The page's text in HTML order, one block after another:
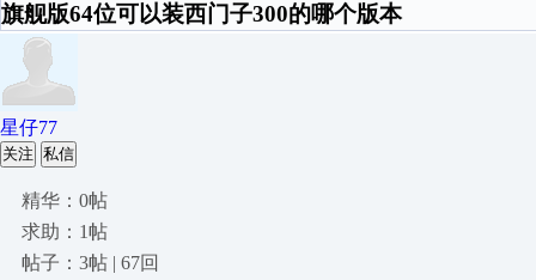
旗舰版64位可以装西门子300的哪个版本
星仔77
关注 私信
精华：0帖
求助：1帖
帖子：3帖 | 67回